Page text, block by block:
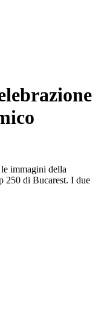
immagini della
250 di Bucarest. I due